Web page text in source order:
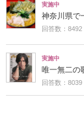
実施中
神奈川県で
回答数：8492
実施中
唯一無二の
回答数：8039